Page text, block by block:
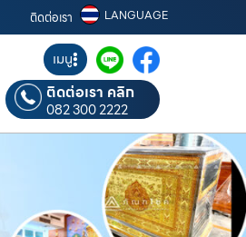
ติดต่อเรา LANGUAGE
เมนู
ติดต่อเรา คลิก
082 300 2222